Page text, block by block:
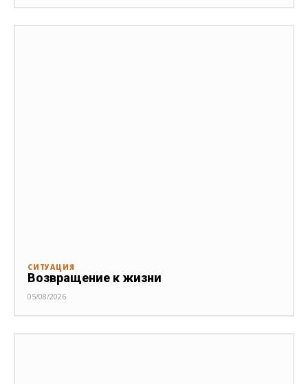
СИТУАЦИЯ
Возвращение к жизни
05/08/2026